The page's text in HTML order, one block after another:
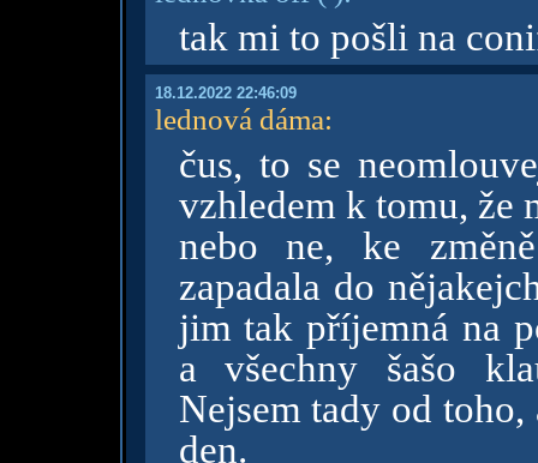
tak mi to pošli na
18.12.2022 22:46:09
lednová dáma:
čus, to se
vzhledem k tomu, že
nebo ne, ke
zapadala do
jim tak příjemná na
a všechny šašo
Nejsem tady od
den.